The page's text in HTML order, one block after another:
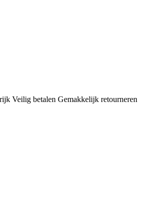
Veilig betalen Gemakkelijk retourneren